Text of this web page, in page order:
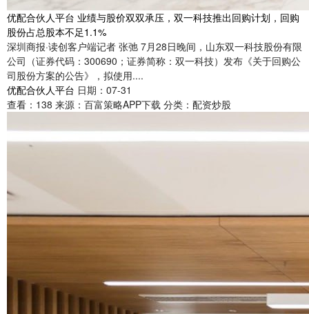
优配合伙人平台 业绩与股价双双承压，双一科技推出回购计划，回购
股份占总股本不足1.1%
深圳商报·读创客户端记者 张弛 7月28日晚间，山东双一科技股份有限
公司（证券代码：300690；证券简称：双一科技）发布《关于回购公
司股份方案的公告》，拟使用....
优配合伙人平台 日期：07-31
查看： 138 来源： 百富策略APP下载 分类： 配资炒股